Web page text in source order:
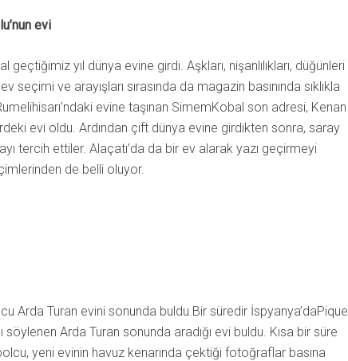
evi
yıl dünya evine girdi. Aşkları, nişanlılıkları, düğünleri
ve arayışları sırasında da magazin basınında sıklıkla
evine taşınan SimemKobal son adresi, Kenan
evi oldu. Ardından çift dünya evine girdikten sonra, saray
tercih ettiler. Alaçatı’da da bir ev alarak yazı geçirmeyi
de belli oluyor.
Arda Turan evini sonunda buldu.Bir süredir İspyanya’daPique
Arda Turan sonunda aradığı evi buldu. Kısa bir süre
yeni evinin havuz kenarında çektiği fotoğraflar basına